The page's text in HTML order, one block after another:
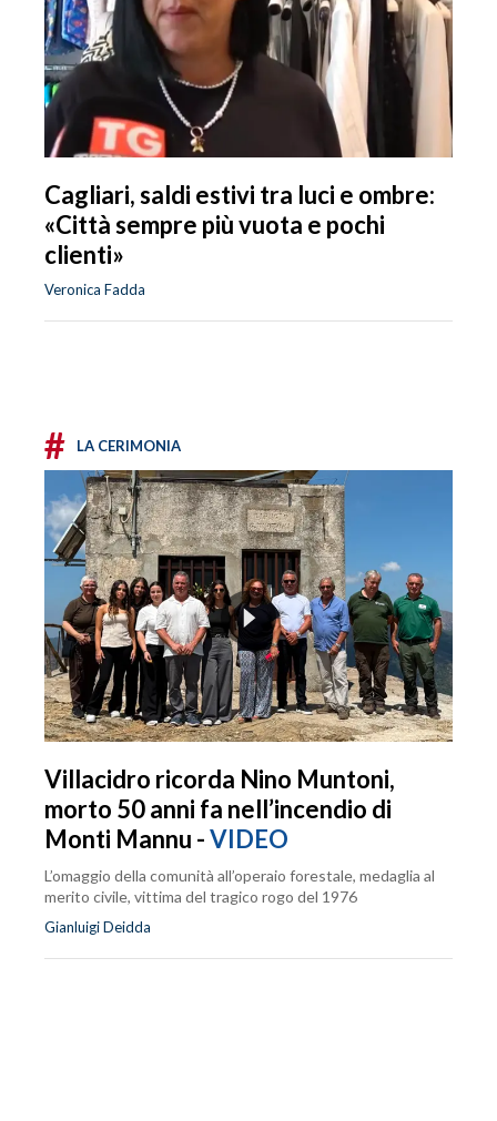
Cagliari, saldi estivi tra luci e ombre:
«Città sempre più vuota e pochi
clienti»
Veronica Fadda
# LA CERIMONIA
Villacidro ricorda Nino Muntoni,
morto 50 anni fa nell’incendio di
Monti Mannu -VIDEO
L’omaggio della comunità all’operaio forestale, medaglia al
merito civile, vittima del tragico rogo del 1976
Gianluigi Deidda